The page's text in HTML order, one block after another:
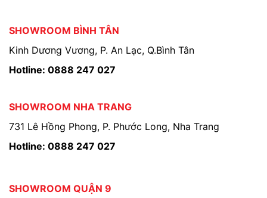
SHOWROOM BÌNH TÂN
Kinh Dương Vương, P. An Lạc, Q.Bình Tân
Hotline: 0888 247 027
SHOWROOM NHA TRANG
731 Lê Hồng Phong, P. Phước Long, Nha Trang
Hotline: 0888 247 027
SHOWROOM QUẬN 9